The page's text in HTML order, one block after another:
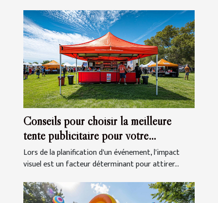
Conseils pour choisir la meilleure
tente publicitaire pour votre
événement
Lors de la planification d'un événement, l'impact
visuel est un facteur déterminant pour attirer...